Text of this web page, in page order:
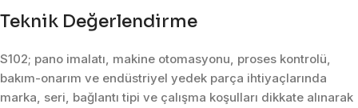
Teknik Değerlendirme
S102; pano imalatı, makine otomasyonu, proses kontrolü,
bakım-onarım ve endüstriyel yedek parça ihtiyaçlarında
marka, seri, bağlantı tipi ve çalışma koşulları dikkate alınarak